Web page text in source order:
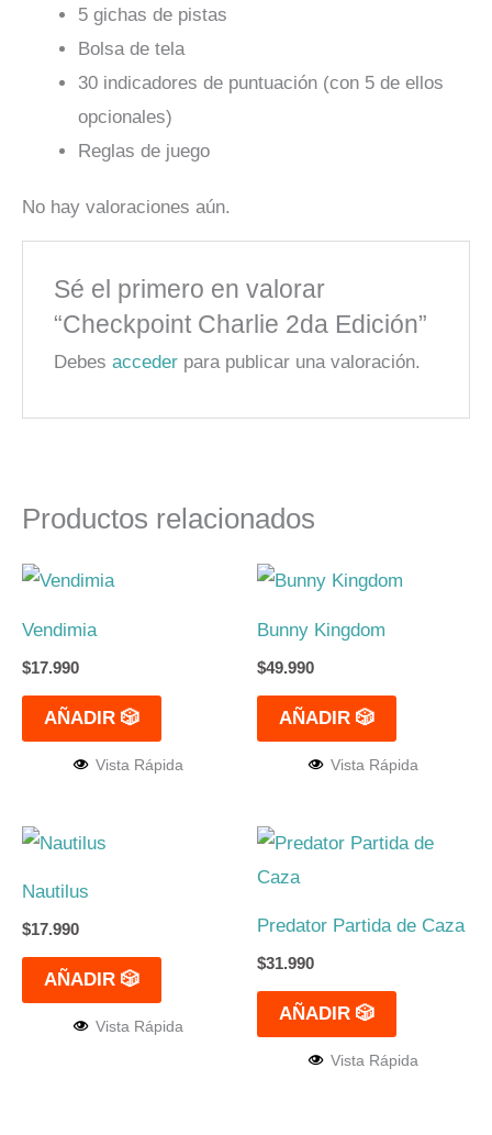
5 gichas de pistas
Bolsa de tela
30 indicadores de puntuación (con 5 de ellos
opcionales)
Reglas de juego
No hay valoraciones aún.
Sé el primero en valorar
“Checkpoint Charlie 2da Edición”
Debesacceder para publicar una valoración.
Productos relacionados
Vendimia
$17.990
AÑADIR 🎲
Vista Rápida
Bunny Kingdom
$49.990
AÑADIR 🎲
Vista Rápida
Nautilus
$17.990
AÑADIR 🎲
Vista Rápida
Predator Partida de Caza
$31.990
AÑADIR 🎲
Vista Rápida